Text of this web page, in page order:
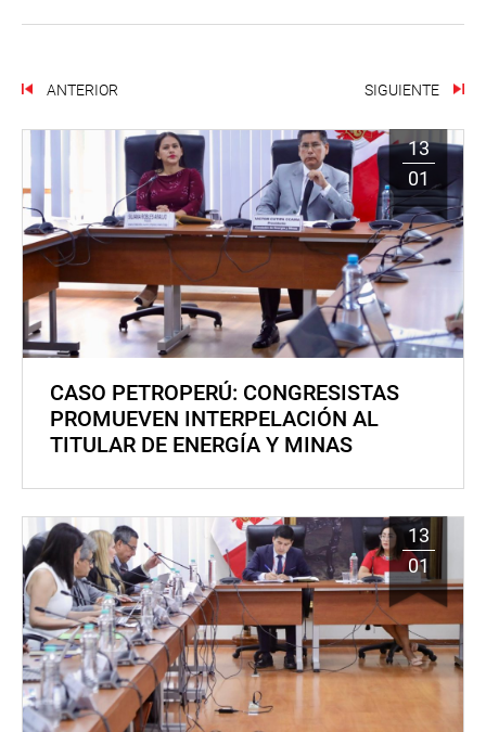
ANTERIOR SIGUIENTE
13
01
CASO PETROPERÚ: CONGRESISTAS
PROMUEVEN INTERPELACIÓN AL
TITULAR DE ENERGÍA Y MINAS
13
01